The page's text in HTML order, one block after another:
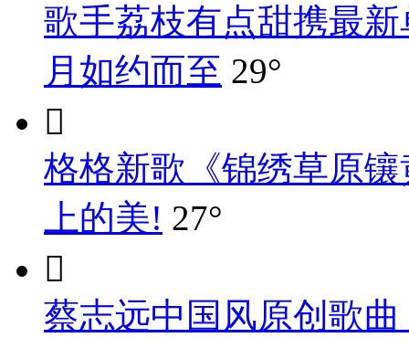
歌手荔枝有点甜携最
月如约而至 29°

格格新歌《锦绣草原
上的美! 27°

蔡志远中国风原创歌